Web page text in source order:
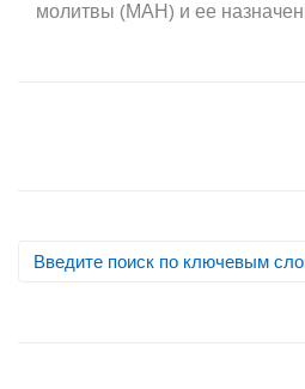
молитвы (МАН) и ее